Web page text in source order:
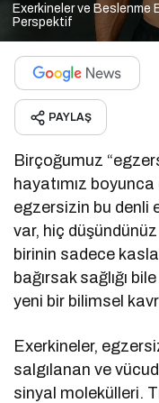
Exerkineler ve Beslenme
Perspektif
PAYLAŞ
Birçoğumuz
hayatımız
egzersizin bu denli
var, hiç
birinin sadece
bağırsak sağlığı
yeni bir bilimsel
Exerkineler,
salgılanan ve
sinyal molekülleri.